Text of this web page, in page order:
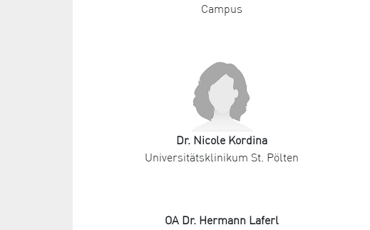
Campus
Dr. Nicole Kordina
Universitätsklinikum St. Pölten
OA Dr. Hermann Laferl